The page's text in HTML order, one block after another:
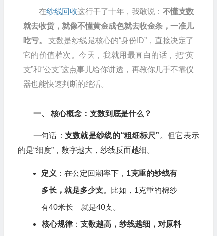
在纱线回收这行干了十年，我敢说： 不懂支数
就去收货，就像不懂黄金成色就去收金条，一准儿
吃亏。
支数是纱线最核心的“身份ID”，直接决定了
它的价值档次。今天，我就用最直白的话，把“英
支”和“公支”这点事儿给你讲透，再教你几手不靠仪
器也能快速判断的绝活。
一、 核心概念：支数到底是什么？
一句话： 支数就是纱线的“粗细标尺” 。但它表示
的是“细度”，数字越大，纱线反而越细。
定义 ：在公定回潮率下， 1克重的纱线有
多长，就是多少支。比如，1克重的棉纱
有40米长，就是40支。
核心规律：支数越高，纱线越细，对原料